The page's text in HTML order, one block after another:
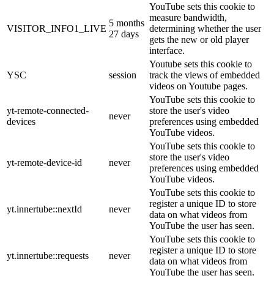
VISITOR_INFO1_LIVE
5 months
27 days
YouTube sets this cookie to
measure bandwidth,
determining whether the user
gets the new or old player
interface.
YSC session
Youtube sets this cookie to
track the views of embedded
videos on Youtube pages.
yt-remote-connected-
devices
never
YouTube sets this cookie to
store the user's video
preferences using embedded
YouTube videos.
yt-remote-device-id never
YouTube sets this cookie to
store the user's video
preferences using embedded
YouTube videos.
yt.innertube::nextId never
YouTube sets this cookie to
register a unique ID to store
data on what videos from
YouTube the user has seen.
yt.innertube::requests never
YouTube sets this cookie to
register a unique ID to store
data on what videos from
YouTube the user has seen.